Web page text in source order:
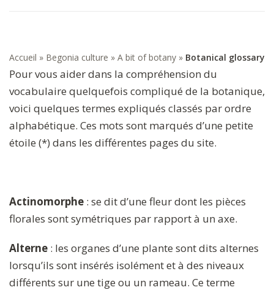
Accueil » Begonia culture » A bit of botany » Botanical glossary
Pour vous aider dans la compréhension du
vocabulaire quelquefois compliqué de la botanique,
voici quelques termes expliqués classés par ordre
alphabétique. Ces mots sont marqués d’une petite
étoile (*) dans les différentes pages du site.
Actinomorphe : se dit d’une fleur dont les pièces
florales sont symétriques par rapport à un axe.
Alterne : les organes d’une plante sont dits alternes
lorsqu’ils sont insérés isolément et à des niveaux
différents sur une tige ou un rameau. Ce terme